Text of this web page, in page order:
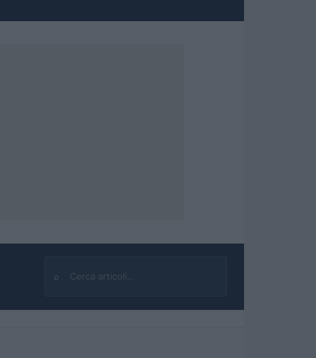
⌕
Cerca